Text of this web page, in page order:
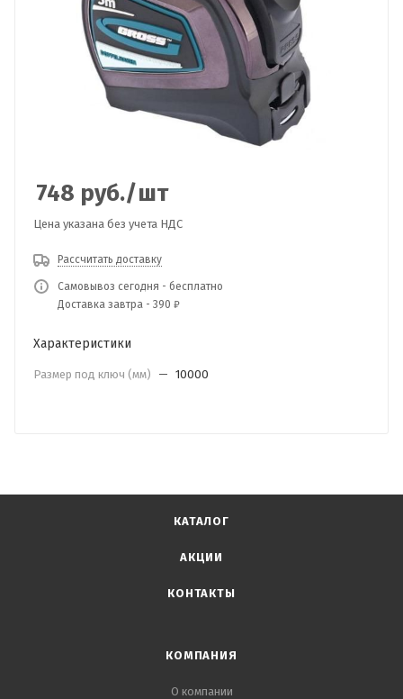
748 руб./шт
Цена указана без учета НДС
Рассчитать доставку
Самовывоз сегодня - бесплатно
Доставка завтра - 390 ₽
Характеристики
Размер под ключ (мм) — 10000
КАТАЛОГ
АКЦИИ
КОНТАКТЫ
КОМПАНИЯ
О компании